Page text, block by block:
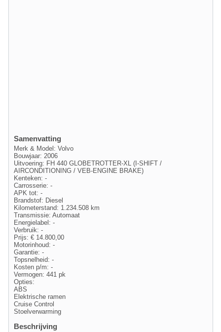
Samenvatting
Merk & Model: Volvo
Bouwjaar: 2006
Uitvoering: FH 440 GLOBETROTTER-XL (I-SHIFT /
AIRCONDITIONING / VEB-ENGINE BRAKE)
Kenteken: -
Carrosserie: -
APK tot: -
Brandstof: Diesel
Kilometerstand: 1.234.508 km
Transmissie: Automaat
Energielabel: -
Verbruik: -
Prijs: € 14.800,00
Motorinhoud: -
Garantie: -
Topsnelheid: -
Kosten p/m: -
Vermogen: 441 pk
Opties:
ABS
Elektrische ramen
Cruise Control
Stoelverwarming
Beschrijving